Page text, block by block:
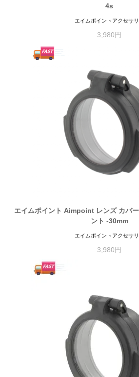
4s
エイムポイントアクセサ
3,980円
エイムポイント Aimpoint レンズ カバ
ント -30mm
エイムポイントアクセサ
3,980円